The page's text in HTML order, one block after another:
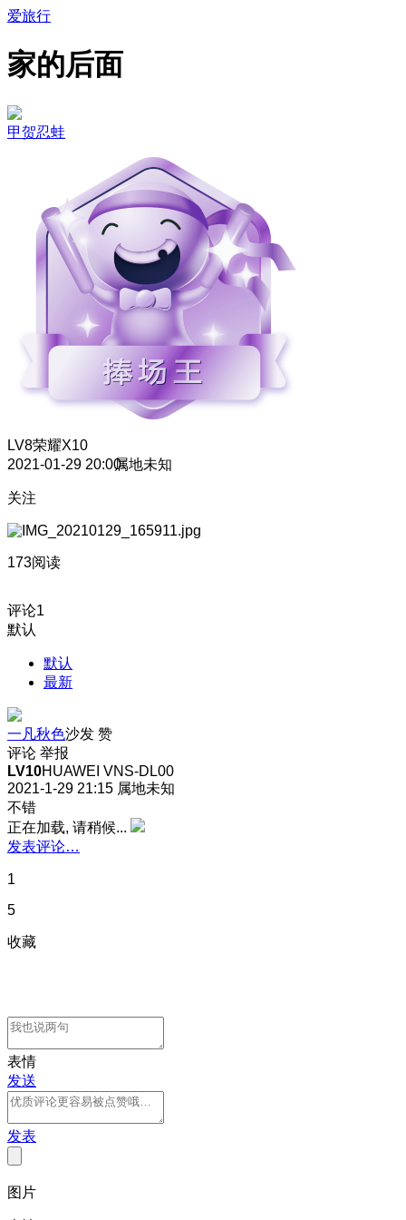
爱旅行
家的后面
甲贺忍蛙
LV8荣耀X10
2021-01-29 20:00属地未知
关注
173阅读
评论1
默认
默认
最新
一凡秋色沙发 赞
评论 举报
LV10HUAWEI VNS-DL00
2021-1-29 21:15 属地未知
不错
正在加载, 请稍候...
发表评论…
1
5
收藏
表情
发送
发表
图片